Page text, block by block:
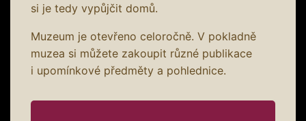
si je tedy vypůjčit domů.
Muzeum je otevřeno celoročně. V pokladně
muzea si můžete zakoupit různé publikace
i upomínkové předměty a pohlednice.